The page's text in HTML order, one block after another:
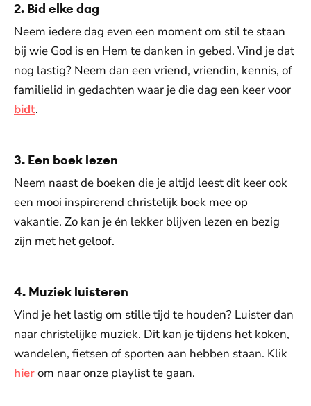
2. Bid elke dag
Neem iedere dag even een moment om stil te staan
bij wie God is en Hem te danken in gebed. Vind je dat
nog lastig? Neem dan een vriend, vriendin, kennis, of
familielid in gedachten waar je die dag een keer voor
bidt.
3. Een boek lezen
Neem naast de boeken die je altijd leest dit keer ook
een mooi inspirerend christelijk boek mee op
vakantie. Zo kan je én lekker blijven lezen en bezig
zijn met het geloof.
4. Muziek luisteren
Vind je het lastig om stille tijd te houden? Luister dan
naar christelijke muziek. Dit kan je tijdens het koken,
wandelen, fietsen of sporten aan hebben staan. Klik
hierom naar onze playlist te gaan.